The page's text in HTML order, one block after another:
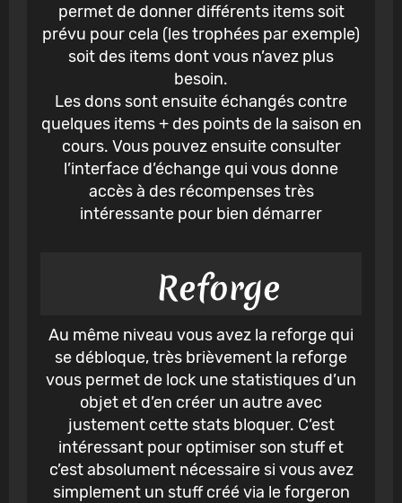
permet de donner différents items soit
prévu pour cela (les trophées par exemple)
soit des items dont vous n’avez plus
besoin.
Les dons sont ensuite échangés contre
quelques items + des points de la saison en
cours. Vous pouvez ensuite consulter
l’interface d’échange qui vous donne
accès à des récompenses très
intéressante pour bien démarrer
Reforge
Au même niveau vous avez la reforge qui
se débloque, très brièvement la reforge
vous permet de lock une statistiques d’un
objet et d’en créer un autre avec
justement cette stats bloquer. C’est
intéressant pour optimiser son stuff et
c’est absolument nécessaire si vous avez
simplement un stuff créé via le forgeron